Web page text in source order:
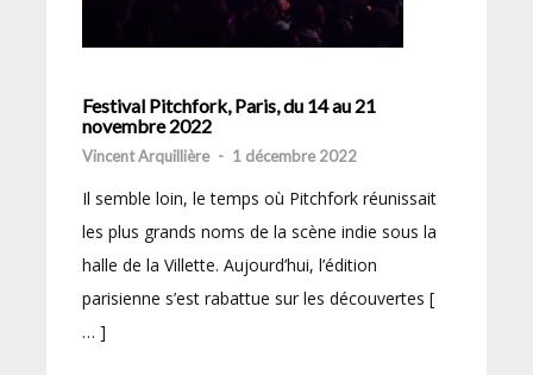
Festival Pitchfork, Paris, du 14 au 21
novembre 2022
Vincent Arquillière - 1 décembre 2022
Il semble loin, le temps où Pitchfork réunissait
les plus grands noms de la scène indie sous la
halle de la Villette. Aujourd’hui, l’édition
parisienne s’est rabattue sur les découvertes [
… ]